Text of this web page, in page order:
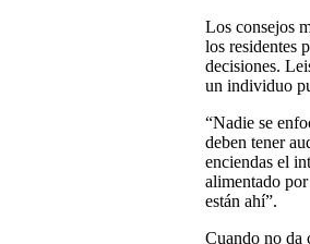
Los consejos
los residentes
decisiones.
un individuo
“Nadie se
deben tener
enciendas el
alimentado
están ahí”.
Cuando no da